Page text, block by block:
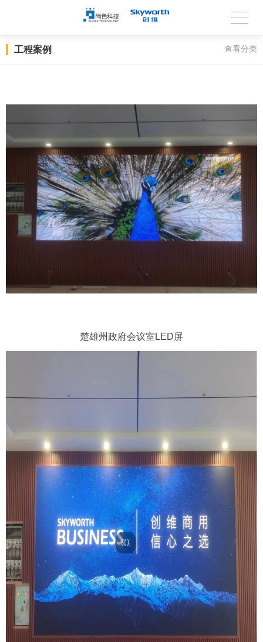
工程案例 查看分类
楚雄州政府会议室LED屏